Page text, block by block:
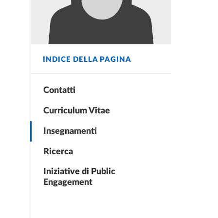
INDICE DELLA PAGINA
Contatti
Curriculum Vitae
Insegnamenti
Ricerca
Iniziative di Public
Engagement